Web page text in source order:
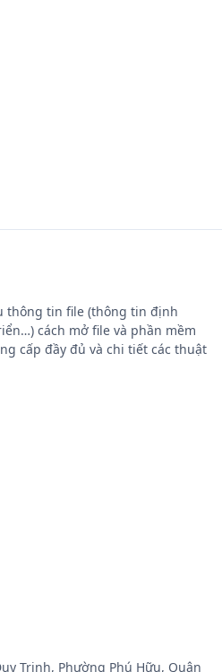
thông tin file (thông tin định
cách mở file và phần mềm
cấp đầy đủ và chi tiết các thuật
Trinh, Phường Phú Hữu, Quận